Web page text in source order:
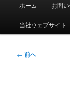
メ
ホーム お問
当社ウェブサイト
投
← 前へ